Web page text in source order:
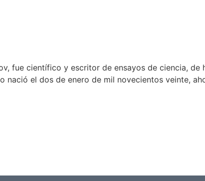
fue científico y escritor de ensayos de ciencia,
nació el dos de enero de mil novecientos veinte,